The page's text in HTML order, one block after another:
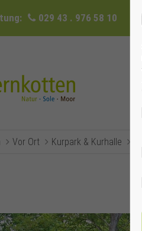
029 43 . 976 58 10
Vor Ort Kurpark & Kurhalle